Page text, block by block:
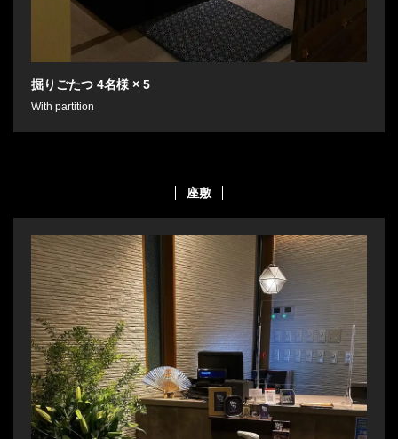
掘りごたつ 4名様 × 5
With partition
座敷